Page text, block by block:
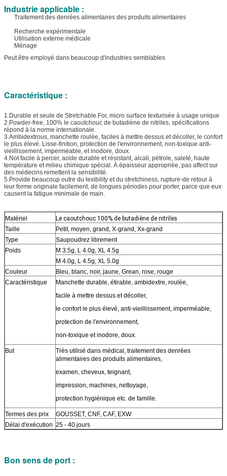
Industrie applicable :
Traitement des denrées alimentaires des produits alimentaires
Recherche expérimentale
Utilisation externe médicale
Ménage
Peut être employé dans beaucoup d'industries semblables
Caractéristique :
1.Durable et seule de Stretchable.For, micro surface texturisée à usage unique
2.Powder-free, 100% le caoutchouc de butadiène de nitriles, spécifications
répond à la norme internationale.
3.Ambidextrous, manchette roulée, faciles à mettre dessus et décoller, le confort
le plus élevé. Lisse-finition, protection de l'environnement, non-toxique anti-
vieillissement, imperméable, et inodore, doux.
4.Not facile à percer, acide durable et résistant, alcali, pétrole, saleté, haute
température et milieu chimique spécial. À épaisseur appropriée, pas affect sur
des médecins remettent la sensibilité.
5.Provide beaucoup outre du lexibility et du stretchiness, rupture-de retour à
leur forme originale facilement, de longues périodes pour porter, parce que eux
causent la fatigue minimale de main.
Matériel
Le caoutchouc 100% de butadiène de nitriles
Taille
Petit, moyen, grand, X-grand, Xx-grand
Type
Saupoudrez librement
Poids
M 3.5g, L 4.0g, XL 4.5g
M 4.0g, L 4.5g, XL 5.0g
Couleur
Bleu, blanc, noir, jaune, Grean, rose, rouge
Caractéristique
Manchette durable, étirable, ambidextre, roulée,
facile à mettre dessus et décoller,
le confort le plus élevé, anti-vieillissement, imperméable,
protection de l'environnement,
non-toxique et inodore, doux.
But
Très utilisé dans médical, traitement des denrées
alimentaires des produits alimentaires,
examen, cheveux, teignant,
impression, machines, nettoyage,
protection hygiénique etc. de famille.
Termes des prix
GOUSSET, CNF, CAF, EXW
Délai d'exécution 25 - 40 jours
Bon sens de port :